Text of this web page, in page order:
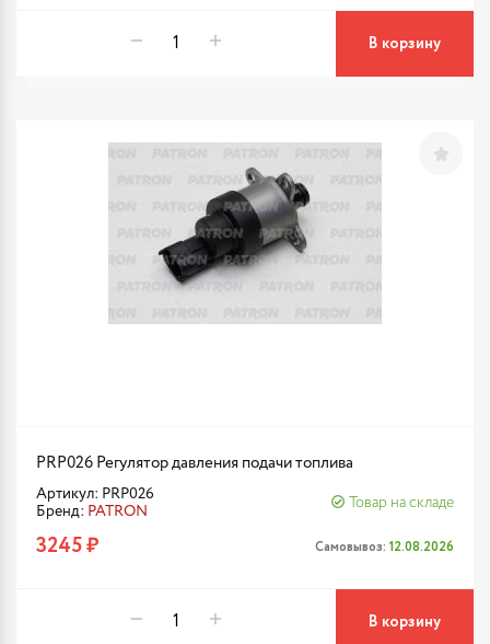
В корзину
PRP026 Регулятор давления подачи топлива
Артикул: PRP026
Бренд: PATRON
Товар на складе
3245 ₽ Самовывоз: 12.08.2026
В корзину